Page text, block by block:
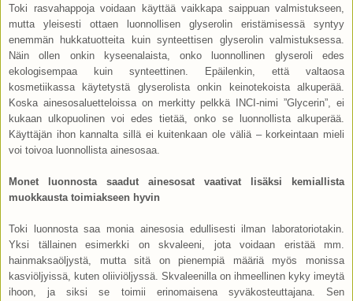
Toki rasvahappoja voidaan käyttää vaikkapa saippuan valmistukseen,
mutta yleisesti ottaen luonnollisen glyserolin eristämisessä syntyy
enemmän hukkatuotteita kuin synteettisen glyserolin valmistuksessa.
Näin ollen onkin kyseenalaista, onko luonnollinen glyseroli edes
ekologisempaa kuin synteettinen. Epäilenkin, että valtaosa
kosmetiikassa käytetystä glyserolista onkin keinotekoista alkuperää.
Koska ainesosaluetteloissa on merkitty pelkkä INCI-nimi ”Glycerin”, ei
kukaan ulkopuolinen voi edes tietää, onko se luonnollista alkuperää.
Käyttäjän ihon kannalta sillä ei kuitenkaan ole väliä – korkeintaan mieli
voi toivoa luonnollista ainesosaa.
Monet luonnosta saadut ainesosat vaativat lisäksi kemiallista
muokkausta toimiakseen hyvin
Toki luonnosta saa monia ainesosia edullisesti ilman laboratoriotakin.
Yksi tällainen esimerkki on skvaleeni, jota voidaan eristää mm.
hainmaksaöljystä, mutta sitä on pienempiä määriä myös monissa
kasviöljyissä, kuten oliiviöljyssä. Skvaleenilla on ihmeellinen kyky imeytä
ihoon, ja siksi se toimii erinomaisena syväkosteuttajana. Sen